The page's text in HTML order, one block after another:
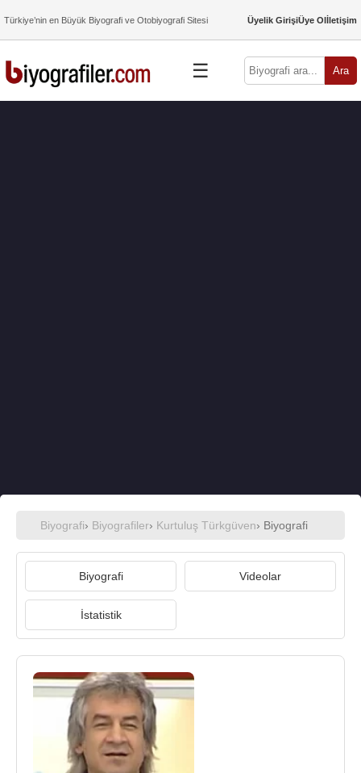
Türkiye’nin en Büyük Biyografi ve Otobiyografi Sitesi Üyelik GirişiÜye Olİletişim
☰ Ara
Biyografi› Biyografiler› Kurtuluş Türkgüven› Biyografi
Biyografi Videolar
İstatistik